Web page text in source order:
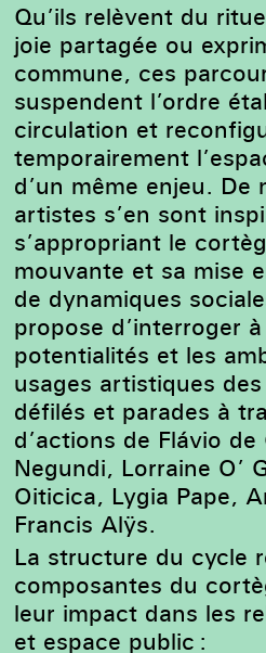
Qu’ils relèvent du
joie partagée ou
commune, ces
suspendent l’ordre
circulation et
temporairement
d’un même enjeu. De
artistes s’en sont
s’appropriant le
mouvante et sa mise
de dynamiques
propose d’interroger
potentialités et les
usages artistiques
défilés et parades à
d’actions de Flávio
Negundi, Lorraine O’
Oiticica, Lygia Pape,
Francis Alÿs.
La structure du cycle
composantes du
leur impact dans les
et espace public :